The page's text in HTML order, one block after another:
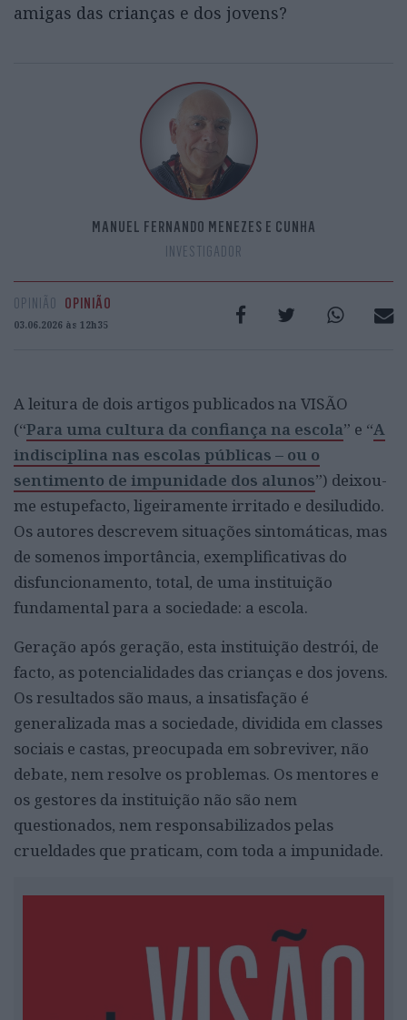
amigas das crianças e dos jovens?
MANUEL FERNANDO MENEZES E CUNHA
INVESTIGADOR
OPINIÃO OPINIÃO
03.06.2026 às 12h35
A leitura de dois artigos publicados na VISÃO
(“Para uma cultura da confiança na escola” e “A
indisciplina nas escolas públicas – ou o
sentimento de impunidade dos alunos”) deixou-
me estupefacto, ligeiramente irritado e desiludido.
Os autores descrevem situações sintomáticas, mas
de somenos importância, exemplificativas do
disfuncionamento, total, de uma instituição
fundamental para a sociedade: a escola.
Geração após geração, esta instituição destrói, de
facto, as potencialidades das crianças e dos jovens.
Os resultados são maus, a insatisfação é
generalizada mas a sociedade, dividida em classes
sociais e castas, preocupada em sobreviver, não
debate, nem resolve os problemas. Os mentores e
os gestores da instituição não são nem
questionados, nem responsabilizados pelas
crueldades que praticam, com toda a impunidade.